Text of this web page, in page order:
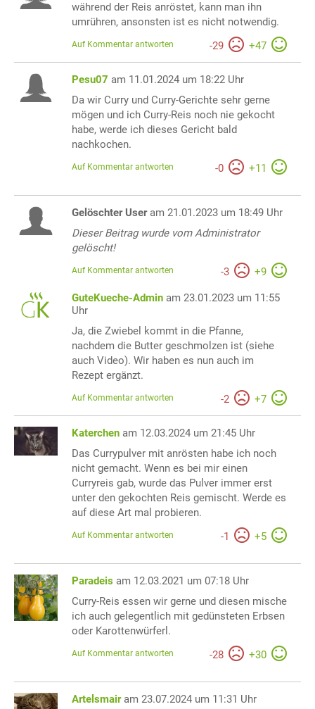
während der Reis anröstet, kann man ihn
umrühren, ansonsten ist es nicht notwendig.
-29 +47
Auf Kommentar antworten
Pesu07 am 11.01.2024 um 18:22 Uhr
Da wir Curry und Curry-Gerichte sehr gerne
mögen und ich Curry-Reis noch nie gekocht
habe, werde ich dieses Gericht bald
nachkochen.
-0 +11
Auf Kommentar antworten
Gelöschter User am 21.01.2023 um 18:49 Uhr
Dieser Beitrag wurde vom Administrator
gelöscht!
-3 +9
Auf Kommentar antworten
GuteKueche-Admin am 23.01.2023 um 11:55
Uhr
Ja, die Zwiebel kommt in die Pfanne,
nachdem die Butter geschmolzen ist (siehe
auch Video). Wir haben es nun auch im
Rezept ergänzt.
-2 +7
Auf Kommentar antworten
Katerchen am 12.03.2024 um 21:45 Uhr
Das Currypulver mit anrösten habe ich noch
nicht gemacht. Wenn es bei mir einen
Curryreis gab, wurde das Pulver immer erst
unter den gekochten Reis gemischt. Werde es
auf diese Art mal probieren.
-1 +5
Auf Kommentar antworten
Paradeis am 12.03.2021 um 07:18 Uhr
Curry-Reis essen wir gerne und diesen mische
ich auch gelegentlich mit gedünsteten Erbsen
oder Karottenwürferl.
-28 +30
Auf Kommentar antworten
Artelsmair am 23.07.2024 um 11:31 Uhr